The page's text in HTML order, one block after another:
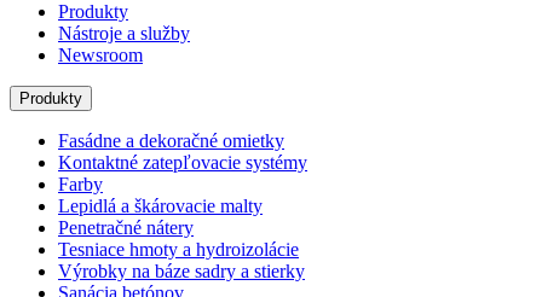
Produkty
Nástroje a služby
Newsroom
Produkty
Fasádne a dekoračné omietky
Kontaktné zatepľovacie systémy
Farby
Lepidlá a škárovacie malty
Penetračné nátery
Tesniace hmoty a hydroizolácie
Výrobky na báze sadry a stierky